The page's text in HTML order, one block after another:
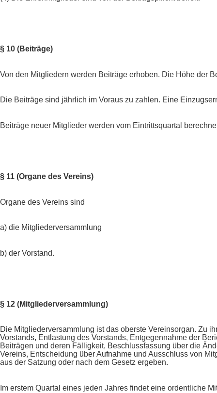
§ 10 (Beiträge)
Von den Mitgliedern werden Beiträge erhoben. Die Höhe der
Die Beiträge sind jährlich im Voraus zu zahlen. Eine
Beiträge neuer Mitglieder werden vom Eintrittsquartal
§ 11 (Organe des Vereins)
Organe des Vereins sind
a) die Mitgliederversammlung
b) der Vorstand.
§ 12 (Mitgliederversammlung)
Die Mitgliederversammlung ist das oberste Vereinsorgan. Zu
Vorstands, Entlastung des Vorstands, Entgegennahme der
Beiträgen und deren Fälligkeit, Beschlussfassung über die
Vereins, Entscheidung über Aufnahme und Ausschluss von
aus der Satzung oder nach dem Gesetz ergeben.
Im erstem Quartal eines jeden Jahres findet eine ordentliche